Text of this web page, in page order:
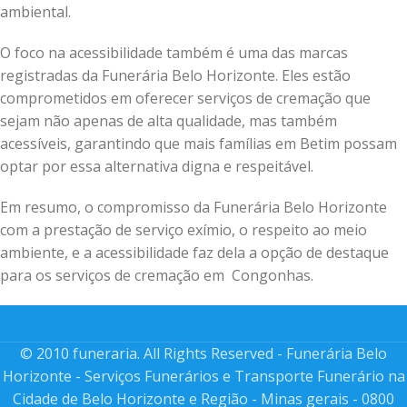
ambiental.
O foco na acessibilidade também é uma das marcas
registradas da Funerária Belo Horizonte. Eles estão
comprometidos em oferecer serviços de cremação que
sejam não apenas de alta qualidade, mas também
acessíveis, garantindo que mais famílias em Betim possam
optar por essa alternativa digna e respeitável.
Em resumo, o compromisso da Funerária Belo Horizonte
com a prestação de serviço exímio, o respeito ao meio
ambiente, e a acessibilidade faz dela a opção de destaque
para os serviços de cremação em Congonhas.
© 2010 funeraria. All Rights Reserved - Funerária Belo
Horizonte - Serviços Funerários e Transporte Funerário na
Cidade de Belo Horizonte e Região - Minas gerais - 0800